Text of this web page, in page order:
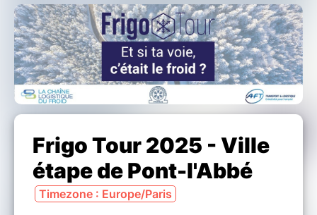
Frigo Tour 2025 - Ville
étape de Pont-l'Abbé
Timezone : Europe/Paris